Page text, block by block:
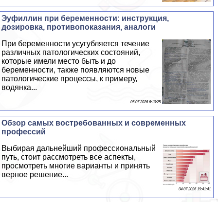
Эуфиллин при беременности: инструкция,
дозировка, противопоказания, аналоги
При беременности усугубляется течение
различных патологических состояний,
которые имели место быть и до
беременности, также появляются новые
патологические процессы, к примеру,
водянка...
05 07 2026 6:10:25
Обзор самых востребованных и современных
профессий
Выбирая дальнейший профессиональный
путь, стоит рассмотреть все аспекты,
просмотреть многие варианты и принять
верное решение...
04 07 2026 19:41:41